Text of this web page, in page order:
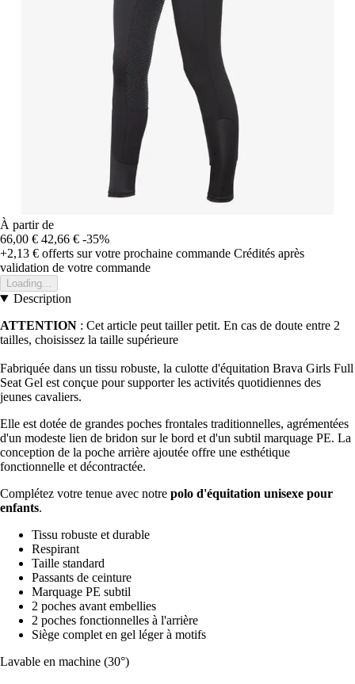
À partir de
66,00 € 42,66 € -35%
+2,13 € offerts sur votre prochaine commande Crédités après
validation de votre commande
Loading...
Description
ATTENTION : Cet article peut tailler petit. En cas de doute entre 2
tailles, choisissez la taille supérieure
Fabriquée dans un tissu robuste, la culotte d'équitation Brava Girls Full
Seat Gel est conçue pour supporter les activités quotidiennes des
jeunes cavaliers.
Elle est dotée de grandes poches frontales traditionnelles, agrémentées
d'un modeste lien de bridon sur le bord et d'un subtil marquage PE. La
conception de la poche arrière ajoutée offre une esthétique
fonctionnelle et décontractée.
Complétez votre tenue avec notre polo d'équitation unisexe pour
enfants.
Tissu robuste et durable
Respirant
Taille standard
Passants de ceinture
Marquage PE subtil
2 poches avant embellies
2 poches fonctionnelles à l'arrière
Siège complet en gel léger à motifs
Lavable en machine (30°)